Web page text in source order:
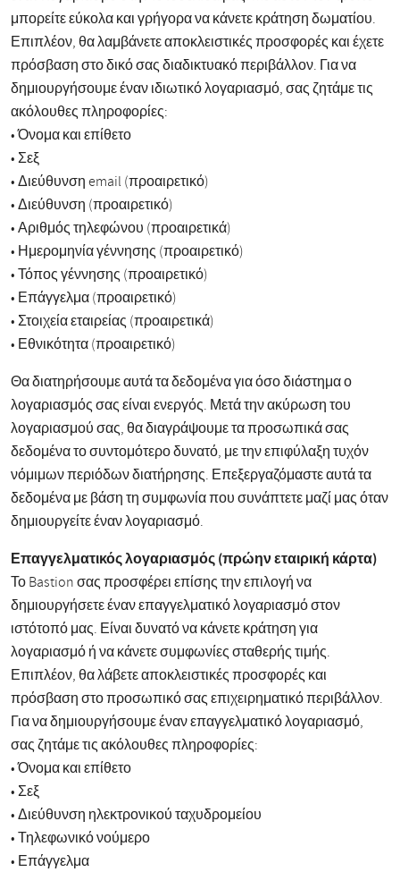
μπορείτε εύκολα και γρήγορα να κάνετε κράτηση δωματίου.
Επιπλέον, θα λαμβάνετε αποκλειστικές προσφορές και έχετε
πρόσβαση στο δικό σας διαδικτυακό περιβάλλον. Για να
δημιουργήσουμε έναν ιδιωτικό λογαριασμό, σας ζητάμε τις
ακόλουθες πληροφορίες:
• Όνομα και επίθετο
• Σεξ
• Διεύθυνση email (προαιρετικό)
• Διεύθυνση (προαιρετικό)
• Αριθμός τηλεφώνου (προαιρετικά)
• Ημερομηνία γέννησης (προαιρετικό)
• Τόπος γέννησης (προαιρετικό)
• Επάγγελμα (προαιρετικό)
• Στοιχεία εταιρείας (προαιρετικά)
• Εθνικότητα (προαιρετικό)
Θα διατηρήσουμε αυτά τα δεδομένα για όσο διάστημα ο
λογαριασμός σας είναι ενεργός. Μετά την ακύρωση του
λογαριασμού σας, θα διαγράψουμε τα προσωπικά σας
δεδομένα το συντομότερο δυνατό, με την επιφύλαξη τυχόν
νόμιμων περιόδων διατήρησης. Επεξεργαζόμαστε αυτά τα
δεδομένα με βάση τη συμφωνία που συνάπτετε μαζί μας όταν
δημιουργείτε έναν λογαριασμό.
Επαγγελματικός λογαριασμός (πρώην εταιρική κάρτα)
Το Bastion σας προσφέρει επίσης την επιλογή να
δημιουργήσετε έναν επαγγελματικό λογαριασμό στον
ιστότοπό μας. Είναι δυνατό να κάνετε κράτηση για
λογαριασμό ή να κάνετε συμφωνίες σταθερής τιμής.
Επιπλέον, θα λάβετε αποκλειστικές προσφορές και
πρόσβαση στο προσωπικό σας επιχειρηματικό περιβάλλον.
Για να δημιουργήσουμε έναν επαγγελματικό λογαριασμό,
σας ζητάμε τις ακόλουθες πληροφορίες:
• Όνομα και επίθετο
• Σεξ
• Διεύθυνση ηλεκτρονικού ταχυδρομείου
• Τηλεφωνικό νούμερο
• Επάγγελμα